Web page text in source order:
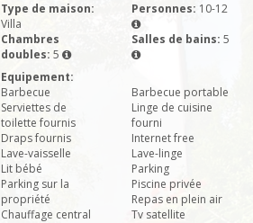
Type de maison:
Villa
Personnes: 10-12
Chambres
doubles: 5
Salles de bains: 5
Equipement:
Barbecue
Barbecue portable
Serviettes de
toilette fournis
Linge de cuisine
fourni
Draps fournis
Internet free
Lave-vaisselle
Lave-linge
Lit bébé
Parking
Parking sur la
propriété
Piscine privée
Repas en plein air
Chauffage central
Tv satellite